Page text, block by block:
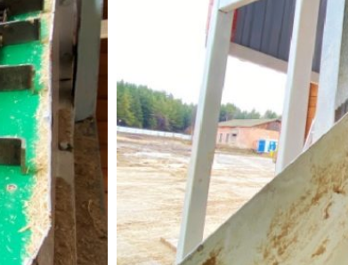
Категория: Каталог